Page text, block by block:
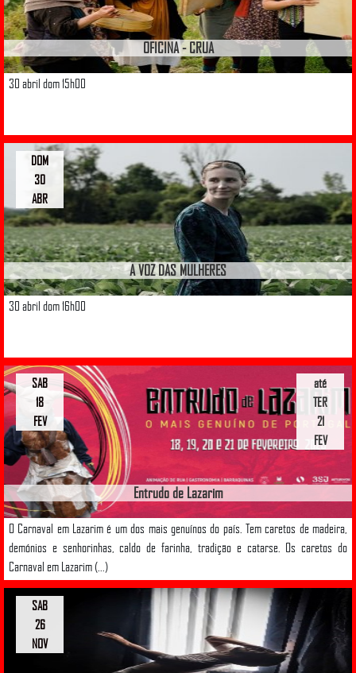
OFICINA - CRUA
30 abril dom 15h00
A VOZ DAS MULHERES
30 abril dom 16h00
DOM
30
ABR
Entrudo de Lazarim
O Carnaval em Lazarim é um dos mais genuínos do país. Tem caretos de madeira,
demónios e senhorinhas, caldo de farinha, tradição e catarse. Os caretos do
Carnaval em Lazarim (...)
até
TER
21
FEV
SAB
18
FEV
SAB
26
NOV